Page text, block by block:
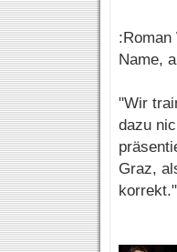
Name,
"Wir
dazu
Graz,
korrekt."